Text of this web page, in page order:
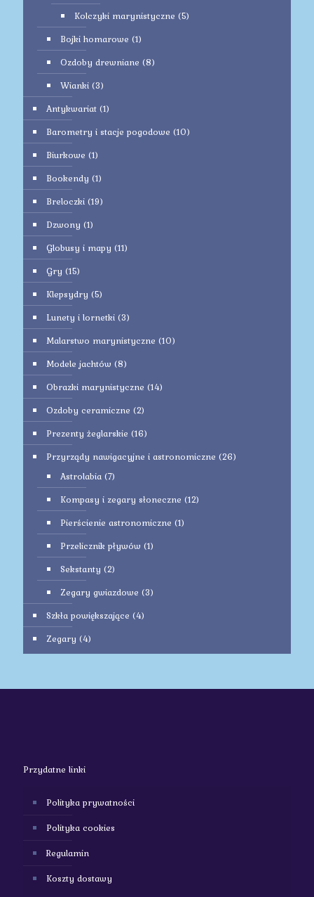
Kolczyki marynistyczne (5)
Bojki homarowe (1)
Ozdoby drewniane (8)
Wianki (3)
Antykwariat (1)
Barometry i stacje pogodowe (10)
Biurkowe (1)
Bookendy (1)
Breloczki (19)
Dzwony (1)
Globusy i mapy (11)
Gry (15)
Klepsydry (5)
Lunety i lornetki (3)
Malarstwo marynistyczne (10)
Modele jachtów (8)
Obrazki marynistyczne (14)
Ozdoby ceramiczne (2)
Prezenty żeglarskie (16)
Przyrządy nawigacyjne i astronomiczne (26)
Astrolabia (7)
Kompasy i zegary słoneczne (12)
Pierścienie astronomiczne (1)
Przelicznik pływów (1)
Sekstanty (2)
Zegary gwiazdowe (3)
Szkła powiększające (4)
Zegary (4)
Przydatne linki
Polityka prywatności
Polityka cookies
Regulamin
Koszty dostawy